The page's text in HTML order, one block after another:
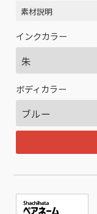
素材説明
インクカラー
ボディカラー